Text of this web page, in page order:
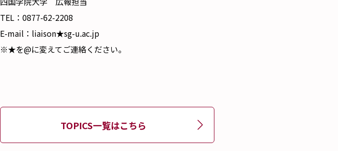
TEL：0877-62-2208
E-mail：liaison★sg-u.ac.jp
※★を@に変えてご連絡ください。
TOPICS一覧はこちら